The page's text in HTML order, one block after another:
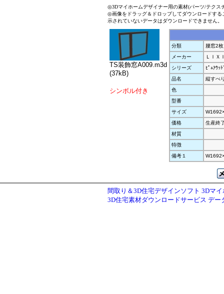
◎3Dマイホームデザイナー用の素材(パーツ/テクス
◎画像をドラッグ＆ドロップしてダウンロードす
示されていないデータはダウンロードできません。
TS装飾窓A009.m3d
(37kB)
シンボル付き
分類
腰窓2枚
メーカー
ＬＩＸ
シリーズ
ﾋﾟｭｱｳｯﾄ
品名
縦すべ
色
型番
サイズ
価格
生産終
材質
特徴
備考１
間取り＆3D住宅デザインソフト 3Dマ
3D住宅素材ダウンロードサービス デー